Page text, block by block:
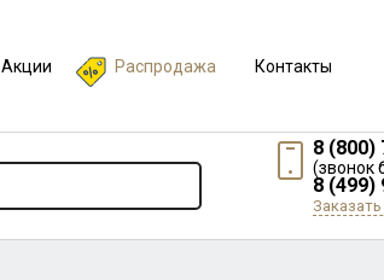
Акции Распродажа Контакты
8 (800)
(звонок
8 (499)